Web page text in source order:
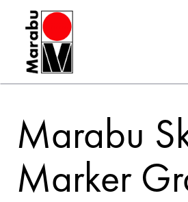
Marabu
Marker